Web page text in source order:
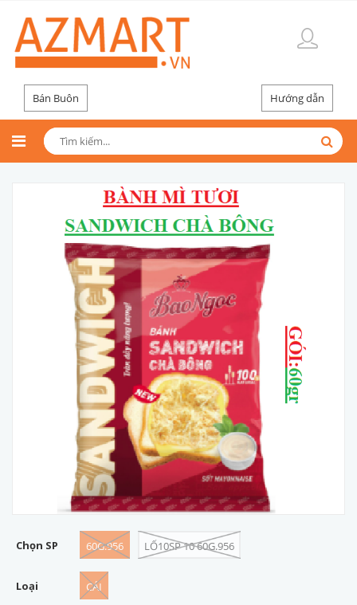
Bán Buôn Hướng dẫn
Chọn SP 60G.956 LỐ10SP 10 60G.956
Loại CÁI